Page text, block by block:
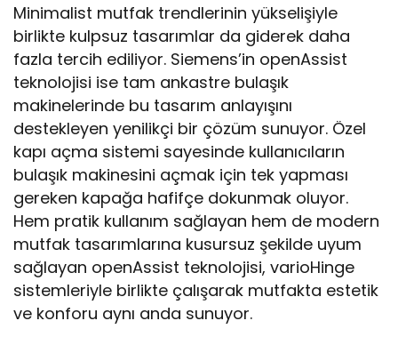
Minimalist mutfak trendlerinin yükselişiyle
birlikte kulpsuz tasarımlar da giderek daha
fazla tercih ediliyor. Siemens’in openAssist
teknolojisi ise tam ankastre bulaşık
makinelerinde bu tasarım anlayışını
destekleyen yenilikçi bir çözüm sunuyor. Özel
kapı açma sistemi sayesinde kullanıcıların
bulaşık makinesini açmak için tek yapması
gereken kapağa hafifçe dokunmak oluyor.
Hem pratik kullanım sağlayan hem de modern
mutfak tasarımlarına kusursuz şekilde uyum
sağlayan openAssist teknolojisi, varioHinge
sistemleriyle birlikte çalışarak mutfakta estetik
ve konforu aynı anda sunuyor.